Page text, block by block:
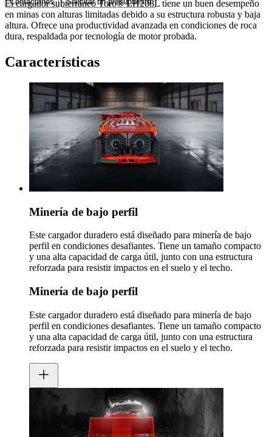
El cargador subterráneo Toro® LH208L tiene un buen desempeño
en minas con alturas limitadas debido a su estructura robusta y baja
altura. Ofrece una productividad avanzada en condiciones de roca
dura, respaldada por tecnología de motor probada.
Características
Minería de bajo perfil
Este cargador duradero está diseñado para minería de bajo
perfil en condiciones desafiantes. Tiene un tamaño compacto
y una alta capacidad de carga útil, junto con una estructura
reforzada para resistir impactos en el suelo y el techo.
Minería de bajo perfil
Este cargador duradero está diseñado para minería de bajo
perfil en condiciones desafiantes. Tiene un tamaño compacto
y una alta capacidad de carga útil, junto con una estructura
reforzada para resistir impactos en el suelo y el techo.